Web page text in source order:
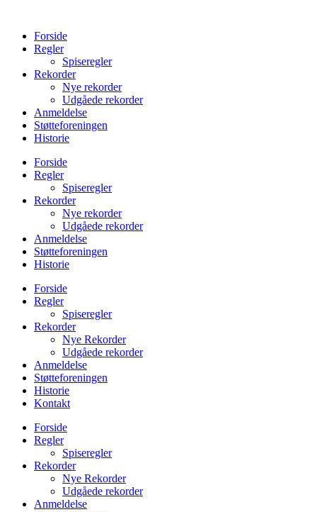
indholdForside
Regler
Spiseregler
Rekorder
Nye rekorder
Udgåede rekorder
Anmeldelse
Støtteforeningen
Historie
Forside
Regler
Spiseregler
Rekorder
Nye rekorder
Udgåede rekorder
Anmeldelse
Støtteforeningen
Historie
Forside
Regler
Spiseregler
Rekorder
Nye Rekorder
Udgåede rekorder
Anmeldelse
Støtteforeningen
Historie
Kontakt
Forside
Regler
Spiseregler
Rekorder
Nye Rekorder
Udgåede rekorder
Anmeldelse